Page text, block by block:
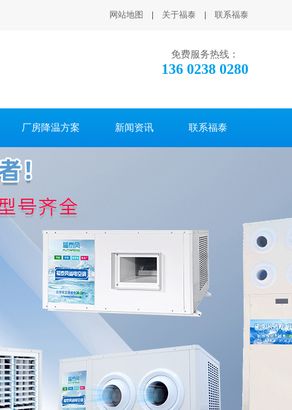
网站地图 关于福泰 联系福泰
免费服务热线：
136 0238 0280
厂房降温方案 新闻资讯 联系福泰